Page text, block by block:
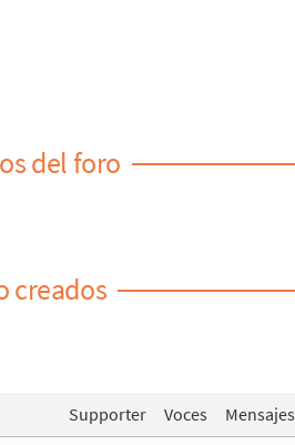
del foro
creados
Supporter Voces Mensajes